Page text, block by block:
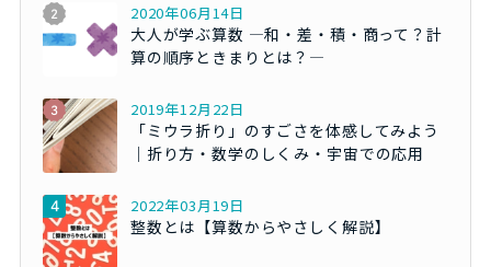
2020年06月14日
大人が学ぶ算数 ―和・差・積・商って？計
算の順序ときまりとは？―
2019年12月22日
「ミウラ折り」のすごさを体感してみよう
｜折り方・数学のしくみ・宇宙での応用
2022年03月19日
整数とは【算数からやさしく解説】